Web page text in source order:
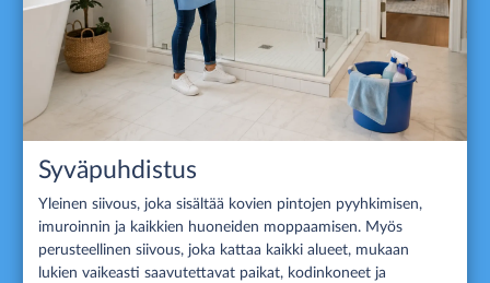
Syväpuhdistus
Yleinen siivous, joka sisältää kovien pintojen pyyhkimisen,
imuroinnin ja kaikkien huoneiden moppaamisen. Myös
perusteellinen siivous, joka kattaa kaikki alueet, mukaan
lukien vaikeasti saavutettavat paikat, kodinkoneet ja